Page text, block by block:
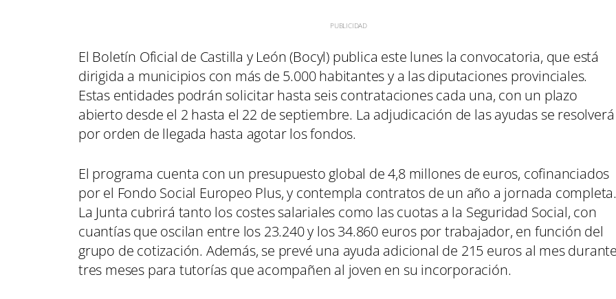
El Boletín Oficial de Castilla y León (Bocyl) publica este lunes la convocatoria, que está
dirigida a municipios con más de 5.000 habitantes y a las diputaciones provinciales.
Estas entidades podrán solicitar hasta seis contrataciones cada una, con un plazo
abierto desde el 2 hasta el 22 de septiembre. La adjudicación de las ayudas se resolverá
por orden de llegada hasta agotar los fondos.
El programa cuenta con un presupuesto global de 4,8 millones de euros, cofinanciados
por el Fondo Social Europeo Plus, y contempla contratos de un año a jornada completa.
La Junta cubrirá tanto los costes salariales como las cuotas a la Seguridad Social, con
cuantías que oscilan entre los 23.240 y los 34.860 euros por trabajador, en función del
grupo de cotización. Además, se prevé una ayuda adicional de 215 euros al mes durante
tres meses para tutorías que acompañen al joven en su incorporación.